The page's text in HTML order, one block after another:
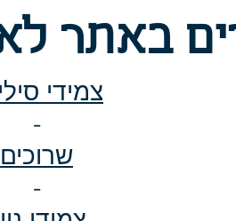
באתר
צמידי
-
שרוכים
-